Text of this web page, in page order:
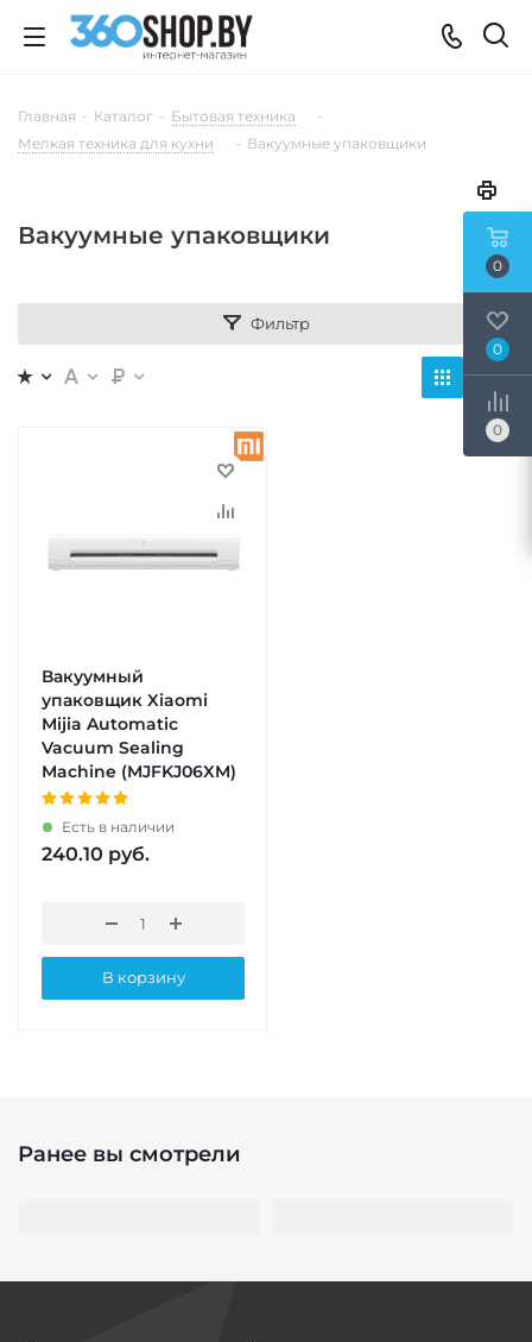
Главная - Каталог - Бытовая техника
-
Мелкая техника для кухни
- Вакуумные упаковщики
Вакуумные упаковщики
Фильтр
Вакуумный
упаковщик Xiaomi
Mijia Automatic
Vacuum Sealing
Machine (MJFKJ06XM)
Есть в наличии
240.10 руб.
В корзину
Ранее вы смотрели
0
0
0